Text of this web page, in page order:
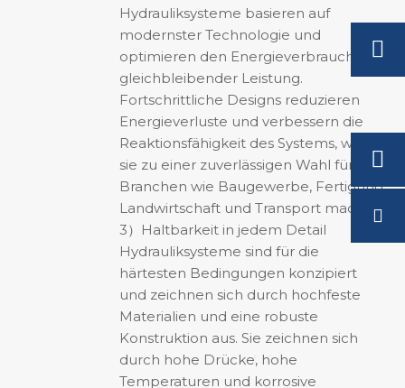
Hydrauliksysteme basieren auf
modernster Technologie und
optimieren den Energieverbrauch bei
gleichbleibender Leistung.
Fortschrittliche Designs reduzieren
Energieverluste und verbessern die
Reaktionsfähigkeit des Systems, was
sie zu einer zuverlässigen Wahl für
Branchen wie Baugewerbe, Fertigung,
Landwirtschaft und Transport macht.
3）Haltbarkeit in jedem Detail
Hydrauliksysteme sind für die
härtesten Bedingungen konzipiert
und zeichnen sich durch hochfeste
Materialien und eine robuste
Konstruktion aus. Sie zeichnen sich
durch hohe Drücke, hohe
Temperaturen und korrosive